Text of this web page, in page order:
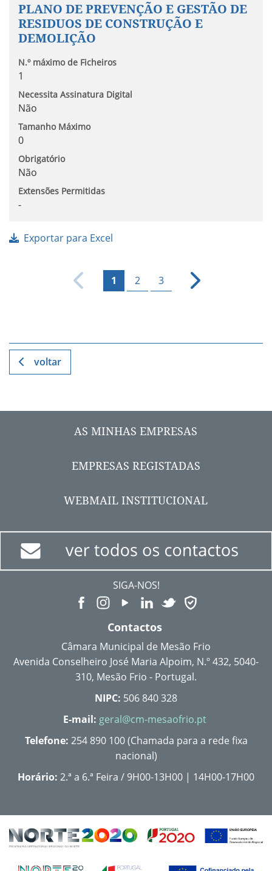
PLANO DE PREVENÇÃO E GESTÃO DE
RESIDUOS DE CONSTRUÇÃO E
DEMOLIÇÃO
N.º máximo de Ficheiros
1
Necessita Assinatura Digital
Não
Tamanho Máximo
0
Obrigatório
Não
Extensões Permitidas
-
Exportar para Excel
1 2 3
voltar
AS MINHAS EMPRESAS
EMPRESAS REGISTADAS
WEBMAIL INSTITUCIONAL
SIGA-NOS!
Contactos
Câmara Municipal de Mesão Frio
Avenida Conselheiro José Maria Alpoim, N.º 432, 5040-
310, Mesão Frio - Portugal.
NIPC: 506 840 328
E-mail: geral@cm-mesaofrio.pt
Telefone: 254 890 100 (Chamada para a rede fixa
nacional)
Horário: 2.ª a 6.ª Feira / 9H00-13H00 | 14H00-17H00